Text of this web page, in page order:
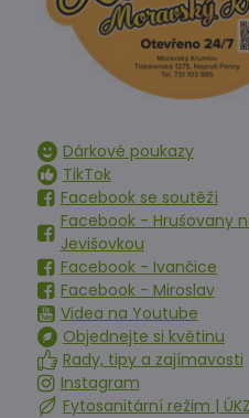
Dárkové poukazy
TikTok
Facebook se soutěží
Facebook - Hrušovany
Jevišovkou
Facebook - Ivančice
Facebook - Miroslav
Videa na Youtube
Objednejte si květinu
Rady, tipy a zajímavosti
Instagram
Fytosanitární režim |